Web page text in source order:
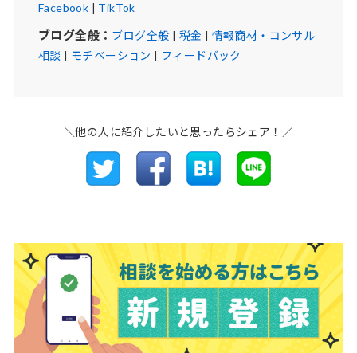
Facebook | TikTok
ブログ全般： ブログ全般 | 税金 | 情報商材・コンサル
相談 | モチベーション | フィードバック
＼他の人に紹介したいと思ったらシェア！／